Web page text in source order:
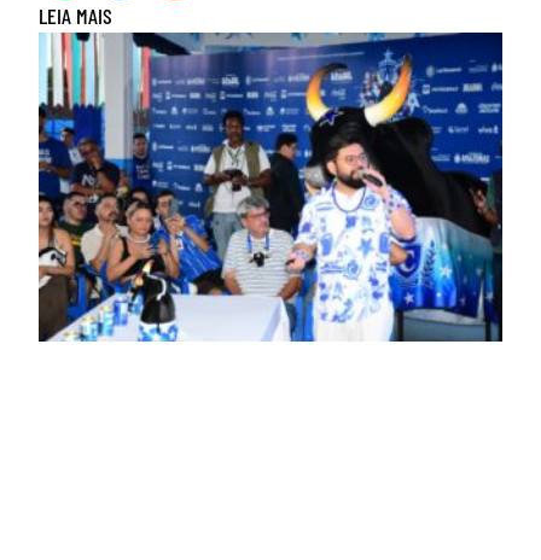
LEIA MAIS